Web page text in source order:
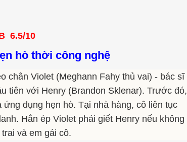
6.5/10
hò thời công nghệ
chân Violet (Meghann Fahy thủ vai) - bác sĩ
tiên với Henry (Brandon Sklenar). Trước đó,
dụng hẹn hò. Tại nhà hàng, cô liên tục
Hắn ép Violet phải giết Henry nếu không
và em gái cô.